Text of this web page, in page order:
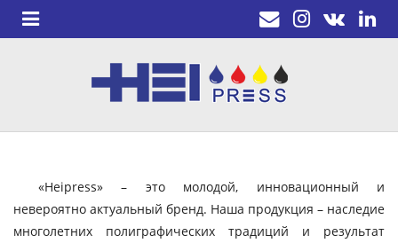
«Heipress» – это молодой, инновационный и
невероятно актуальный бренд. Наша продукция – наследие
многолетних полиграфических традиций и результат